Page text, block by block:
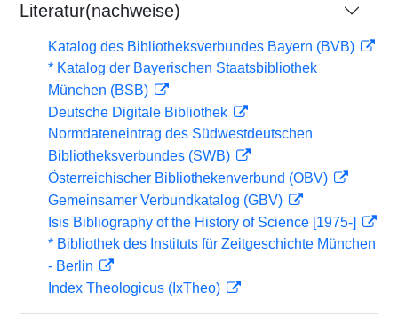
Literatur(nachweise)
Katalog des Bibliotheksverbundes Bayern (BVB)
* Katalog der Bayerischen Staatsbibliothek
München (BSB)
Deutsche Digitale Bibliothek
Normdateneintrag des Südwestdeutschen
Bibliotheksverbundes (SWB)
Österreichischer Bibliothekenverbund (OBV)
Gemeinsamer Verbundkatalog (GBV)
Isis Bibliography of the History of Science [1975-]
* Bibliothek des Instituts für Zeitgeschichte München
- Berlin
Index Theologicus (IxTheo)